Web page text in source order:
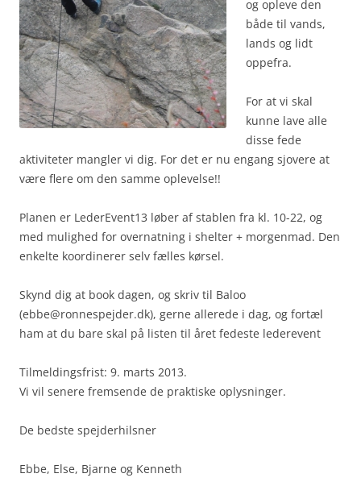
og opleve den
både til vands,
lands og lidt
oppefra.
For at vi skal
kunne lave alle
disse fede
aktiviteter mangler vi dig. For det er nu engang sjovere at
være flere om den samme oplevelse!!
Planen er LederEvent13 løber af stablen fra kl. 10-22, og
med mulighed for overnatning i shelter + morgenmad. Den
enkelte koordinerer selv fælles kørsel.
Skynd dig at book dagen, og skriv til Baloo
(ebbe@ronnespejder.dk), gerne allerede i dag, og fortæl
ham at du bare skal på listen til året fedeste lederevent
Tilmeldingsfrist: 9. marts 2013.
Vi vil senere fremsende de praktiske oplysninger.
De bedste spejderhilsner
Ebbe, Else, Bjarne og Kenneth